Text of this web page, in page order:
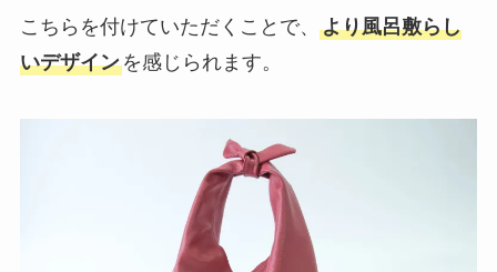
こちらを付けていただくことで、 より風呂敷らし
いデザインを感じられます。